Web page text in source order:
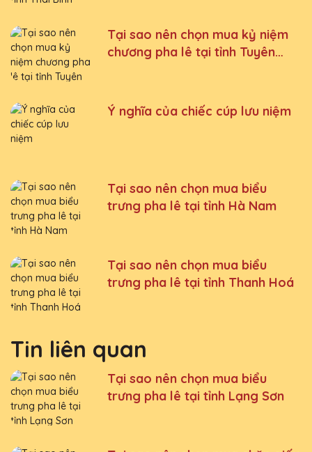
Tại sao nên chọn mua kỷ niệm
chương pha lê tại tỉnh Tuyên
Ý nghĩa của chiếc cúp lưu niệm
Tại sao nên chọn mua biểu
trưng pha lê tại tỉnh Hà Nam
Tại sao nên chọn mua biểu
trưng pha lê tại tỉnh Thanh Hoá
Tin liên quan
Tại sao nên chọn mua biểu
trưng pha lê tại tỉnh Lạng Sơn